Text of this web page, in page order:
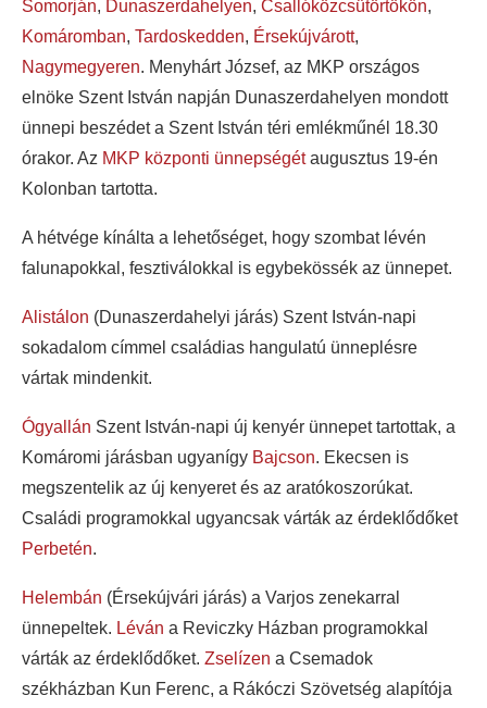
Somorján, Dunaszerdahelyen, Csallóközcsütörtökön,
Komáromban, Tardoskedden, Érsekújvárott,
Nagymegyeren. Menyhárt József, az MKP országos
elnöke Szent István napján Dunaszerdahelyen mondott
ünnepi beszédet a Szent István téri emlékműnél 18.30
órakor. Az MKP központi ünnepségétaugusztus 19-én
Kolonban tartotta.
A hétvége kínálta a lehetőséget, hogy szombat lévén
falunapokkal, fesztiválokkal is egybekössék az ünnepet.
Alistálon (Dunaszerdahelyi járás) Szent István-napi
sokadalom címmel családias hangulatú ünneplésre
vártak mindenkit.
Ógyallán Szent István-napi új kenyér ünnepet tartottak, a
Komáromi járásban ugyanígy Bajcson. Ekecsen is
megszentelik az új kenyeret és az aratókoszorúkat.
Családi programokkal ugyancsak várták az érdeklődőket
Perbetén.
Helembán (Érsekújvári járás) a Varjos zenekarral
ünnepeltek. Léván a Reviczky Házban programokkal
várták az érdeklődőket. Zselízen a Csemadok
székházban Kun Ferenc, a Rákóczi Szövetség alapítója